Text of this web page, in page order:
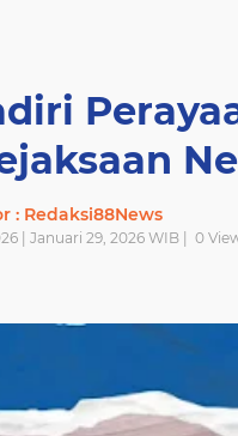
: Redaksi88News
| Januari 29, 2026 WIB | 0